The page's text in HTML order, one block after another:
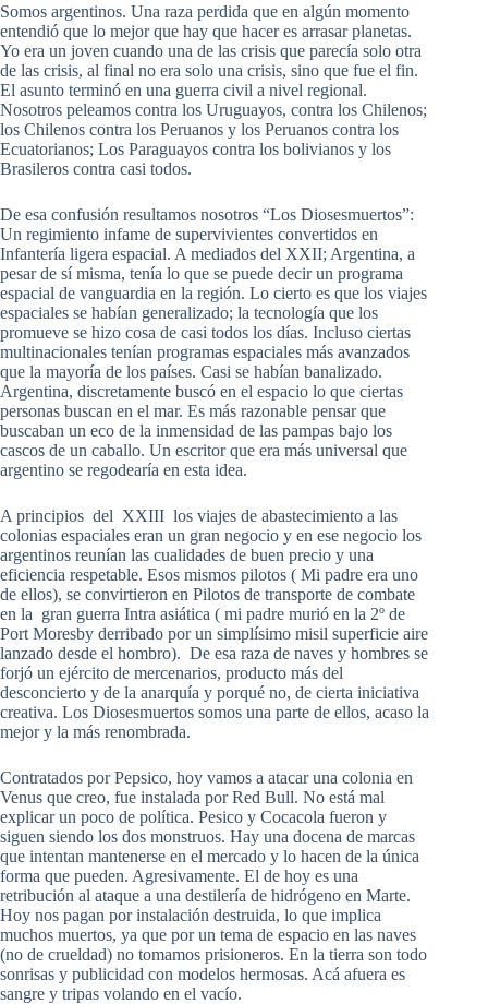
Somos argentinos. Una raza perdida que en algún momento
entendió que lo mejor que hay que hacer es arrasar planetas.
Yo era un joven cuando una de las crisis que parecía solo otra
de las crisis, al final no era solo una crisis, sino que fue el fin.
El asunto terminó en una guerra civil a nivel regional.
Nosotros peleamos contra los Uruguayos, contra los Chilenos;
los Chilenos contra los Peruanos y los Peruanos contra los
Ecuatorianos; Los Paraguayos contra los bolivianos y los
Brasileros contra casi todos.
De esa confusión resultamos nosotros “Los Diosesmuertos”:
Un regimiento infame de supervivientes convertidos en
Infantería ligera espacial. A mediados del XXII; Argentina, a
pesar de sí misma, tenía lo que se puede decir un programa
espacial de vanguardia en la región. Lo cierto es que los viajes
espaciales se habían generalizado; la tecnología que los
promueve se hizo cosa de casi todos los días. Incluso ciertas
multinacionales tenían programas espaciales más avanzados
que la mayoría de los países. Casi se habían banalizado.
Argentina, discretamente buscó en el espacio lo que ciertas
personas buscan en el mar. Es más razonable pensar que
buscaban un eco de la inmensidad de las pampas bajo los
cascos de un caballo. Un escritor que era más universal que
argentino se regodearía en esta idea.
A principios del XXIII los viajes de abastecimiento a las
colonias espaciales eran un gran negocio y en ese negocio los
argentinos reunían las cualidades de buen precio y una
eficiencia respetable. Esos mismos pilotos ( Mi padre era uno
de ellos), se convirtieron en Pilotos de transporte de combate
en la gran guerra Intra asiática ( mi padre murió en la 2º de
Port Moresby derribado por un simplísimo misil superficie aire
lanzado desde el hombro). De esa raza de naves y hombres se
forjó un ejército de mercenarios, producto más del
desconcierto y de la anarquía y porqué no, de cierta iniciativa
creativa. Los Diosesmuertos somos una parte de ellos, acaso la
mejor y la más renombrada.
Contratados por Pepsico, hoy vamos a atacar una colonia en
Venus que creo, fue instalada por Red Bull. No está mal
explicar un poco de política. Pesico y Cocacola fueron y
siguen siendo los dos monstruos. Hay una docena de marcas
que intentan mantenerse en el mercado y lo hacen de la única
forma que pueden. Agresivamente. El de hoy es una
retribución al ataque a una destilería de hidrógeno en Marte.
Hoy nos pagan por instalación destruida, lo que implica
muchos muertos, ya que por un tema de espacio en las naves
(no de crueldad) no tomamos prisioneros. En la tierra son todo
sonrisas y publicidad con modelos hermosas. Acá afuera es
sangre y tripas volando en el vacío.